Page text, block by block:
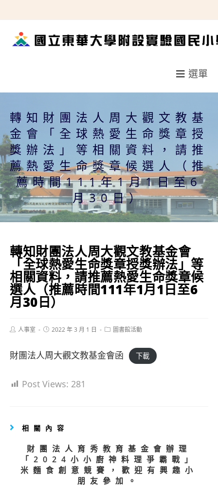
轉
選單
轉知財團法人周大觀文教基
金會「全球熱愛生命獎章授
獎辦法」等相關資料，請推
薦熱愛生命獎章候選人（推
薦時間111年1月1日至6
月30日）
轉知財團法人周大觀文教基金會
「全球熱愛生命獎章授獎辦法」等
相關資料，請推薦熱愛生命獎章候
選人（推薦時間111年1月1日至6
月30日）
Post人事室
Post2022 年 3 月 1 日
Post圖書館活動
財團法人周大觀文教基金會函 下載
Post Views: 281
相關內容
財團法人育秀教育基金會辦理
「2024小小廚神料理爭霸戰」
米麵食創意競賽，歡迎有興趣小
朋友參加。